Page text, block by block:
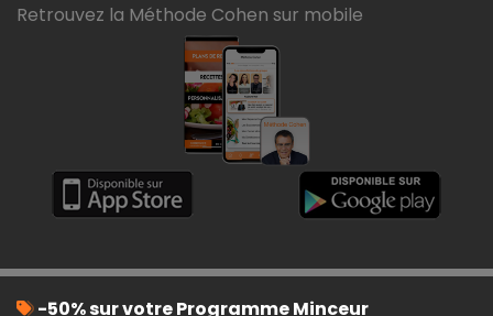
Retrouvez la Méthode Cohen sur mobile
-50% sur votre Programme Minceur